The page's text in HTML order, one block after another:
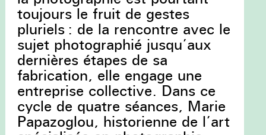
toujours le fruit de gestes
pluriels : de la rencontre avec le
sujet photographié jusqu’aux
dernières étapes de sa
fabrication, elle engage une
entreprise collective. Dans ce
cycle de quatre séances, Marie
Papazoglou, historienne de l’art